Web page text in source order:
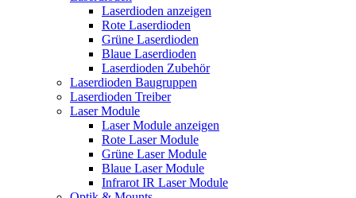
Laserdioden anzeigen
Rote Laserdioden
Grüne Laserdioden
Blaue Laserdioden
Laserdioden Zubehör
Laserdioden Baugruppen
Laserdioden Treiber
Laser Module
Laser Module anzeigen
Rote Laser Module
Grüne Laser Module
Blaue Laser Module
Infrarot IR Laser Module